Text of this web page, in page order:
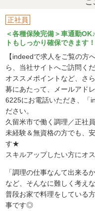
こ
正社員
＜各種保険完備＞車通勤
トもしっかり確保できます！
【indeedで求人をご覧の方
ら、当社サイトへご訪問く
オススメポイントなど、さ
募にあたって、メールアド
6225にお電話いただき、「
ださい。
久留米市で働く調理／正社
未経験＆無資格の方でも、
す★
スキルアップしたい方にオ
「調理の仕事なんて出来る
など、そんなに難しく考え
普段お家で料理をしている
事です◎